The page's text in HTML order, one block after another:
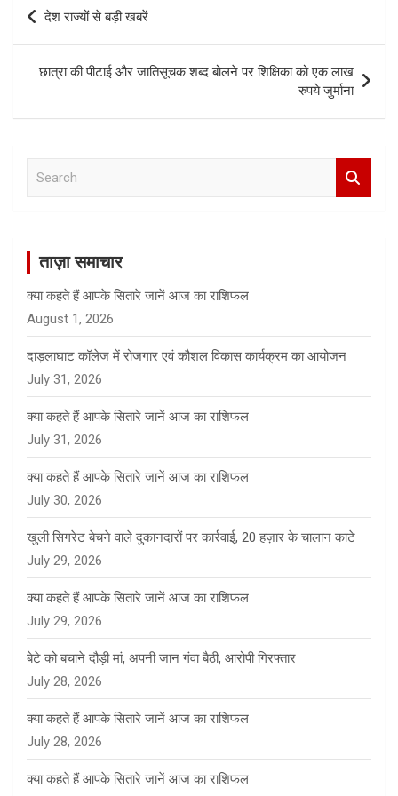
o
o
k
p
p
navigation
देश राज्यों से बड़ी खबरें
छात्रा की पीटाई और जातिसूचक शब्द बोलने पर शिक्षिका को एक लाख
रुपये जुर्माना
ताज़ा समाचार
क्या कहते हैं आपके सितारे जानें आज का राशिफल
August 1, 2026
दाड़लाघाट कॉलेज में रोजगार एवं कौशल विकास कार्यक्रम का आयोजन
July 31, 2026
क्या कहते हैं आपके सितारे जानें आज का राशिफल
July 31, 2026
क्या कहते हैं आपके सितारे जानें आज का राशिफल
July 30, 2026
खुली सिगरेट बेचने वाले दुकानदारों पर कार्रवाई, 20 हज़ार के चालान काटे
July 29, 2026
क्या कहते हैं आपके सितारे जानें आज का राशिफल
July 29, 2026
बेटे को बचाने दौड़ी मां, अपनी जान गंवा बैठी, आरोपी गिरफ्तार
July 28, 2026
क्या कहते हैं आपके सितारे जानें आज का राशिफल
July 28, 2026
क्या कहते हैं आपके सितारे जानें आज का राशिफल